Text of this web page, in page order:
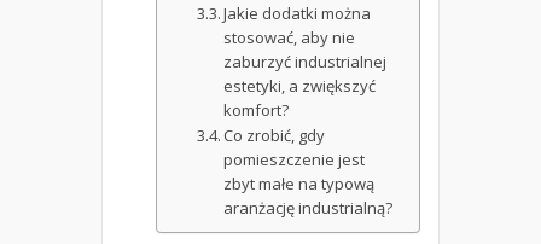
Jakie dodatki można
stosować, aby nie
zaburzyć industrialnej
estetyki, a zwiększyć
komfort?
Co zrobić, gdy
pomieszczenie jest
zbyt małe na typową
aranżację industrialną?